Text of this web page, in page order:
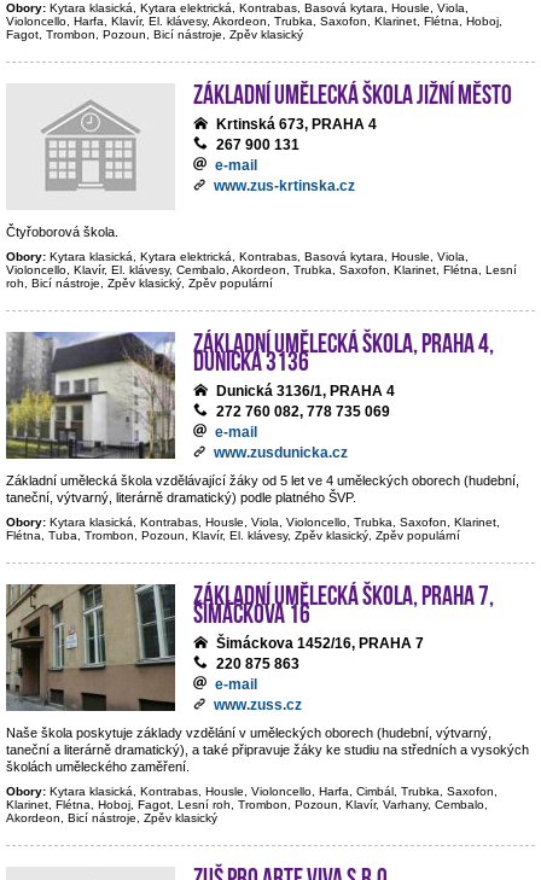
Obory: Kytara klasická, Kytara elektrická, Kontrabas, Basová kytara, Housle, Viola,
Violoncello, Harfa, Klavír, El. klávesy, Akordeon, Trubka, Saxofon, Klarinet, Flétna, Hoboj,
Fagot, Trombon, Pozoun, Bicí nástroje, Zpěv klasický
Základní umělecká škola Jižní Město
Krtinská 673, PRAHA 4
267 900 131
e-mail
www.zus-krtinska.cz
Čtyřoborová škola.
Obory: Kytara klasická, Kytara elektrická, Kontrabas, Basová kytara, Housle, Viola,
Violoncello, Klavír, El. klávesy, Cembalo, Akordeon, Trubka, Saxofon, Klarinet, Flétna, Lesní
roh, Bicí nástroje, Zpěv klasický, Zpěv populární
Základní umělecká škola, Praha 4,
Dunická 3136
Dunická 3136/1, PRAHA 4
272 760 082, 778 735 069
e-mail
www.zusdunicka.cz
Základní umělecká škola vzdělávající žáky od 5 let ve 4 uměleckých oborech (hudební,
taneční, výtvarný, literárně dramatický) podle platného ŠVP.
Obory: Kytara klasická, Kontrabas, Housle, Viola, Violoncello, Trubka, Saxofon, Klarinet,
Flétna, Tuba, Trombon, Pozoun, Klavír, El. klávesy, Zpěv klasický, Zpěv populární
Základní umělecká škola, Praha 7,
Šimáčkova 16
Šimáckova 1452/16, PRAHA 7
220 875 863
e-mail
www.zuss.cz
Naše škola poskytuje základy vzdělání v uměleckých oborech (hudební, výtvarný,
taneční a literárně dramatický), a také připravuje žáky ke studiu na středních a vysokých
školách uměleckého zaměření.
Obory: Kytara klasická, Kontrabas, Housle, Violoncello, Harfa, Cimbál, Trubka, Saxofon,
Klarinet, Flétna, Hoboj, Fagot, Lesní roh, Trombon, Pozoun, Klavír, Varhany, Cembalo,
Akordeon, Bicí nástroje, Zpěv klasický